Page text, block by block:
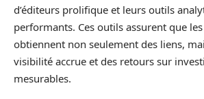
d’éditeurs prolifique et leurs outils
performants. Ces outils assurent que
obtiennent non seulement des liens,
visibilité accrue et des retours sur
mesurables.